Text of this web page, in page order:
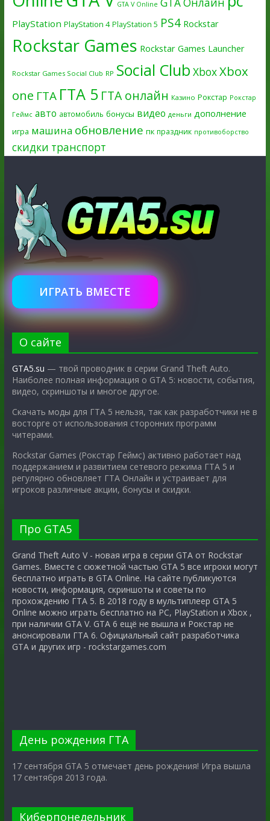
GTA V Online GTA Онлайн
PlayStation PlayStation 4 PlayStation 5 PS4 Rockstar
Rockstar Games Rockstar Games Launcher
Rockstar Games Social Club RP Social Club XboxXbox
one ГТА ГТА 5 ГТА онлайн Казино Рокстар Рокстар
Геймс авто автомобиль бонусы видео деньги дополнение
игра машина обновление пк праздник противоборство
скидки транспорт
ИГРАТЬ ВМЕСТЕ
О сайте
GTA5.su — твой проводник в серии Grand Theft Auto.
Наиболее полная информация о GTA 5: новости, события,
видео, скриншоты и многое другое.
Скачать моды для ГТА 5 нельзя, так как разработчики не в
восторге от использования сторонних программ
читерами.
Rockstar Games (Рокстар Геймс) активно работает над
поддержанием и развитием сетевого режима ГТА 5 и
регулярно обновляет ГТА Онлайн и устраивает для
игроков различные акции, бонусы и скидки.
Про GTA5
Grand Theft Auto V - новая игра в серии GTA от Rockstar
Games. Вместе с сюжетной частью GTA 5 все игроки могут
бесплатно играть в GTA Online. На сайте публикуются
новости, информация, скриншоты и советы по
прохождению ГТА 5. В 2018 году в мультиплеер GTA 5
Online можно играть бесплатно на PC, PlayStation и Xbox ,
при наличии GTA V. GTA 6 ещё не вышла и Рокстар не
анонсировали ГТА 6. Официальный сайт разработчика
GTA и других игр - rockstargames.com
День рождения ГТА
17 сентября GTA 5 отмечает день рождения! Игра вышла
17 сентября 2013 года.
Киберпонедельник